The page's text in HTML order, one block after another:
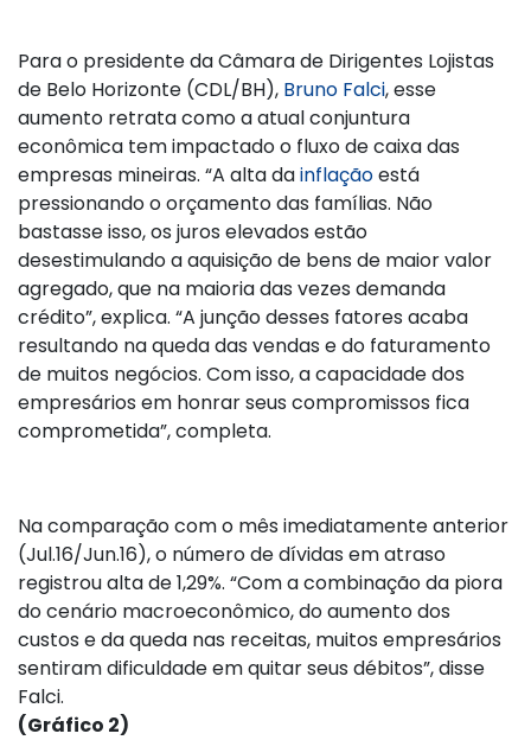
Para o presidente da Câmara de Dirigentes Lojistas
de Belo Horizonte (CDL/BH), Bruno Falci, esse
aumento retrata como a atual conjuntura
econômica tem impactado o fluxo de caixa das
empresas mineiras. “A alta dainflaçãoestá
pressionando o orçamento das famílias. Não
bastasse isso, os juros elevados estão
desestimulando a aquisição de bens de maior valor
agregado, que na maioria das vezes demanda
crédito”, explica. “A junção desses fatores acaba
resultando na queda das vendas e do faturamento
de muitos negócios. Com isso, a capacidade dos
empresários em honrar seus compromissos fica
comprometida”, completa.
Na comparação com o mês imediatamente anterior
(Jul.16/Jun.16), o número de dívidas em atraso
registrou alta de 1,29%. “Com a combinação da piora
do cenário macroeconômico, do aumento dos
custos e da queda nas receitas, muitos empresários
sentiram dificuldade em quitar seus débitos”, disse
Falci.
(Gráfico 2)